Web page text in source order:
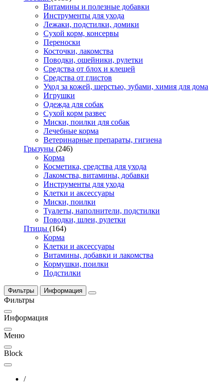
Витамины и полезные добавки
Инструменты для ухода
Лежаки, подстилки, домики
Сухой корм, консервы
Переноски
Косточки, лакомства
Поводки, ошейники, рулетки
Средства от блох и клещей
Средства от глистов
Уход за кожей, шерстью, зубами, химия для дома
Игрушки
Одежда для собак
Сухой корм развес
Миски, поилки для собак
Лечебные корма
Ветеринарные препараты, гигиена
Грызуны (246)
Корма
Косметика, средства для ухода
Лакомства, витамины, добавки
Инструменты для ухода
Клетки и аксессуары
Миски, поилки
Туалеты, наполнители, подстилки
Поводки, шлеи, рулетки
Птицы (164)
Корма
Клетки и аксессуары
Витамины, добавки и лакомства
Кормушки, поилки
Подстилки
Фильтры Информация
Фильтры
Информация
Меню
Block
/